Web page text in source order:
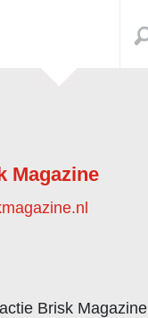
Magazine
Brisk Magazine